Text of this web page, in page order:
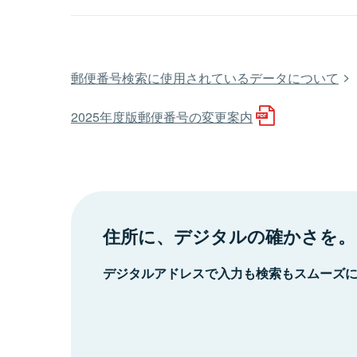
郵便番号検索に使用されているデータについて
2025年度版郵便番号の変更案内
住所に、デジタルの確かさを。
デジタルアドレスで入力も検索もスムーズ